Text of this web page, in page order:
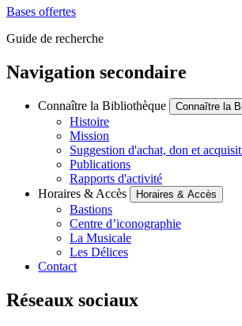
Bases offertes
Guide de recherche
Navigation secondaire
Connaître la Bibliothèque Connaître la
Histoire
Mission
Suggestion d'achat, don et
Publications
Rapports d'activité
Horaires & Accès
Horaires & Accès
Bastions
Centre d’iconographie
La Musicale
Les Délices
Contact
Réseaux sociaux